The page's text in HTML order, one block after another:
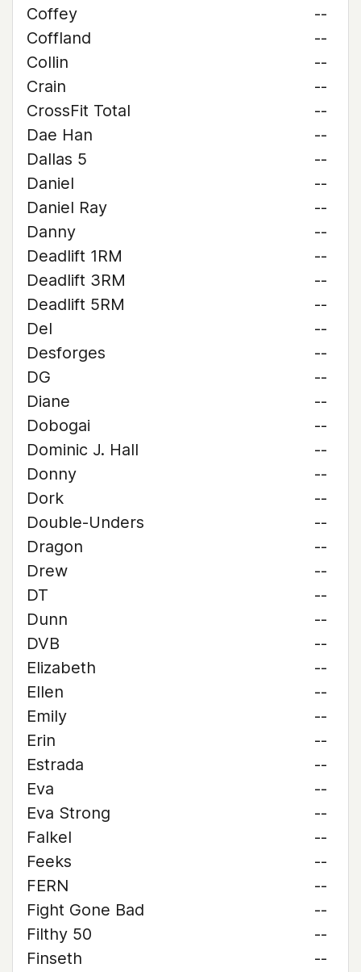
Coffey
--
Coffland
--
Collin
--
Crain
--
CrossFit Total
--
Dae Han
--
Dallas 5
--
Daniel
--
Daniel Ray
--
Danny
--
Deadlift 1RM
--
Deadlift 3RM
--
Deadlift 5RM
--
Del
--
Desforges
--
DG
--
Diane
--
Dobogai
--
Dominic J. Hall
--
Donny
--
Dork
--
Double-Unders
--
Dragon
--
Drew
--
DT
--
Dunn
--
DVB
--
Elizabeth
--
Ellen
--
Emily
--
Erin
--
Estrada
--
Eva
--
Eva Strong
--
Falkel
--
Feeks
--
FERN
--
Fight Gone Bad
--
Filthy 50
--
Finseth
--